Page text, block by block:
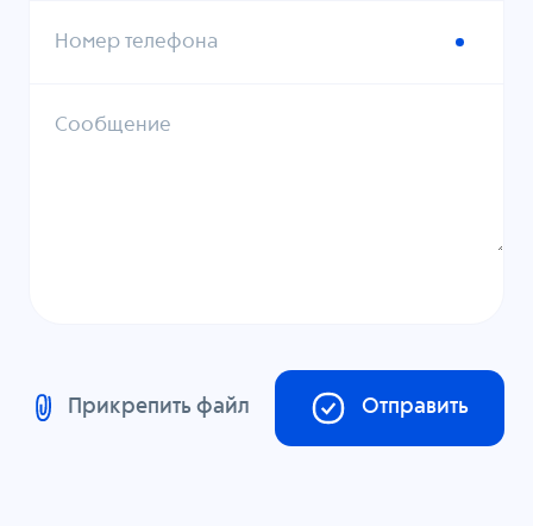
Номер телефона
Сообщение
Прикрепить файл Отправить